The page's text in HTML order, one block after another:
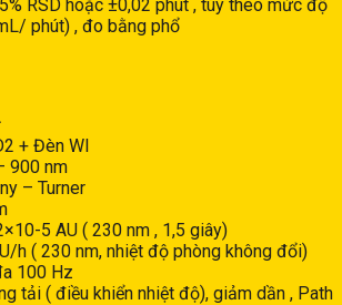
RSD hoặc ±0,02 phút , tùy theo mức độ
phút) , đo bằng phổ
+ Đèn WI
900 nm
– Turner
5 AU ( 230 nm , 1,5 giây)
h ( 230 nm, nhiệt độ phòng không đổi)
100 Hz
tải ( điều khiển nhiệt độ), giảm dần , Path